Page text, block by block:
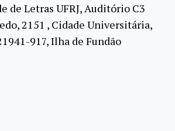
de Letras UFRJ, Auditório C3
2151 , Cidade Universitária,
917, Ilha de Fundão